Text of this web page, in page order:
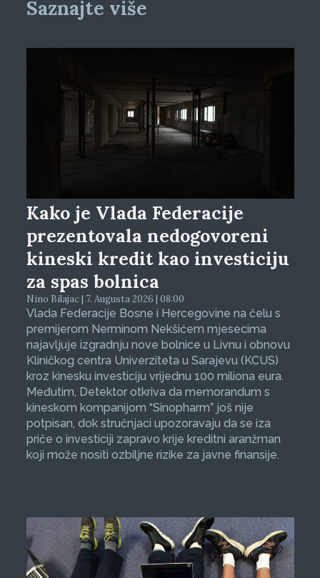
Saznajte više
Kako je Vlada Federacije
prezentovala nedogovoreni
kineski kredit kao investiciju
za spas bolnica
Nino Bilajac | 7. Augusta 2026 | 08:00
Vlada Federacije Bosne i Hercegovine na čelu s
premijerom Nerminom Nekšićem mjesecima
najavljuje izgradnju nove bolnice u Livnu i obnovu
Kliničkog centra Univerziteta u Sarajevu (KCUS)
kroz kinesku investiciju vrijednu 100 miliona eura.
Međutim, Detektor otkriva da memorandum s
kineskom kompanijom “Sinopharm” još nije
potpisan, dok stručnjaci upozoravaju da se iza
priče o investiciji zapravo krije kreditni aranžman
koji može nositi ozbiljne rizike za javne finansije.